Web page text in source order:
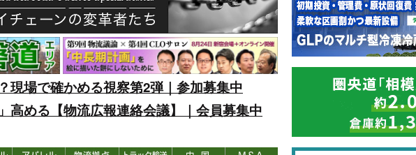
現場で確かめる視察第2弾｜参加募集中
高める【物流広報連絡会議】｜会員募集中